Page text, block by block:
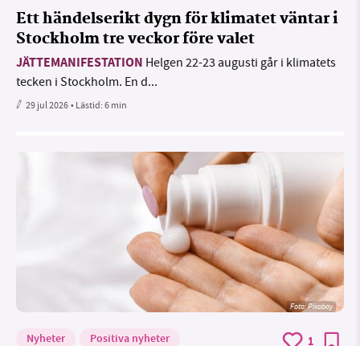
Ett händelserikt dygn för klimatet väntar i
Stockholm tre veckor före valet
JÄTTEMANIFESTATION Helgen 22-23 augusti går i klimatets
tecken i Stockholm. En d...
29 jul 2026• Lästid:6 min
Foto:Pixabay
Nyheter Positiva nyheter